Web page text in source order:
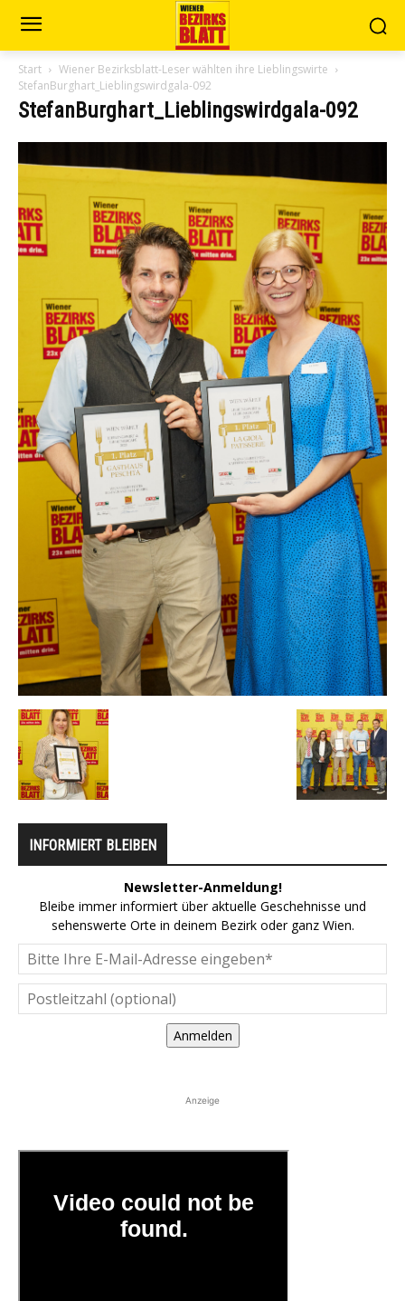
Start
Wiener Bezirksblatt-Leser wählten ihre Lieblingswirte
StefanBurghart_Lieblingswirdgala-092
StefanBurghart_Lieblingswirdgala-092
INFORMIERT BLEIBEN
Newsletter-Anmeldung!
Bleibe immer informiert über aktuelle Geschehnisse und
sehenswerte Orte in deinem Bezirk oder ganz Wien.
Anmelden
Anzeige